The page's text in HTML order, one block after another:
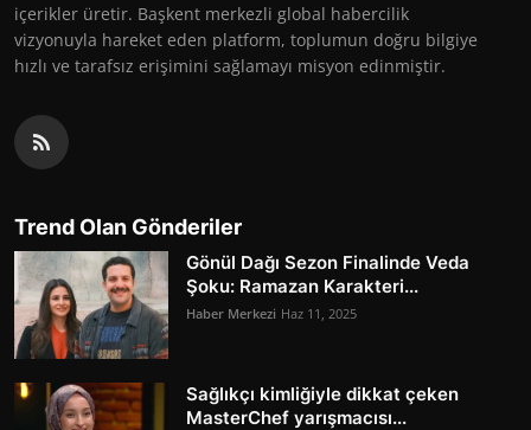
içerikler üretir. Başkent merkezli global habercilik
vizyonuyla hareket eden platform, toplumun doğru bilgiye
hızlı ve tarafsız erişimini sağlamayı misyon edinmiştir.
Trend Olan Gönderiler
Gönül Dağı Sezon Finalinde Veda
Şoku: Ramazan Karakteri...
Haber Merkezi Haz 11, 2025
Sağlıkçı kimliğiyle dikkat çeken
MasterChef yarışmacısı...